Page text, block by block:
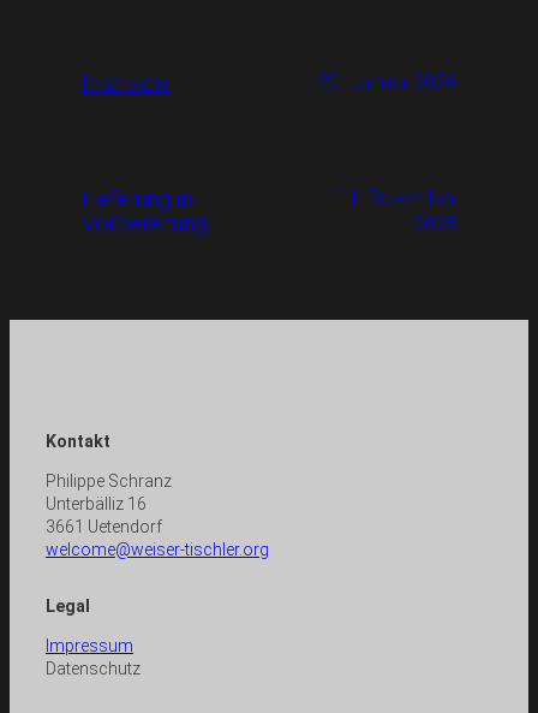
Interview 20. Januar 2026
Lieferung in
Vorbereitung
11. Dezember
2025
Kontakt
Philippe Schranz
Unterbälliz 16
3661 Uetendorf
welcome@weiser-tischler.org
Legal
Impressum
Datenschutz